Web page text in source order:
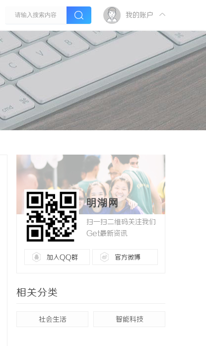
我的账户
明湖网
扫一扫二维码关注我们
Get最新资讯
加入QQ群 官方微博
相关分类
社会生活 智能科技